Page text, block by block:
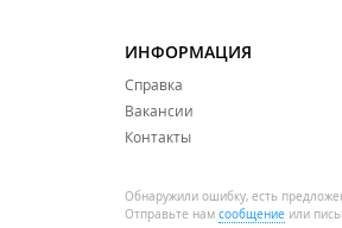
ИНФОРМАЦИЯ
Справка
Вакансии
Контакты
Обнаружили ошибку, есть
Отправьте нам сообщение или